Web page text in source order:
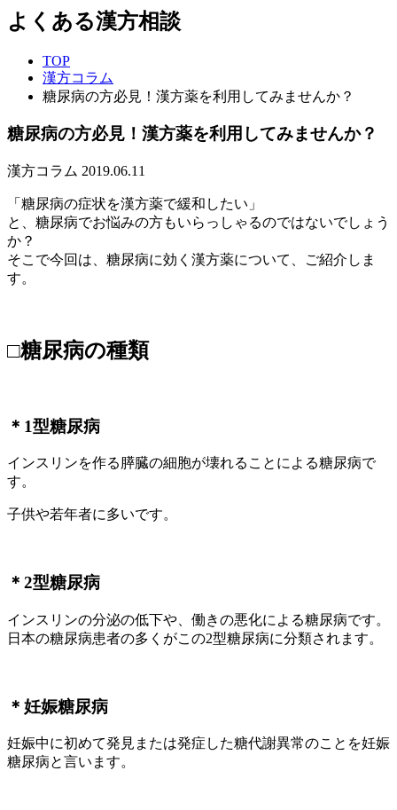
よくある漢方相談
TOP
漢方コラム
糖尿病の方必見！漢方薬を利用してみませんか？
糖尿病の方必見！漢方薬を利用してみませんか？
漢方コラム 2019.06.11
「糖尿病の症状を漢方薬で緩和したい」
と、糖尿病でお悩みの方もいらっしゃるのではないでしょう
か？
そこで今回は、糖尿病に効く漢方薬について、ご紹介しま
す。
□糖尿病の種類
＊1型糖尿病
インスリンを作る膵臓の細胞が壊れることによる糖尿病で
す。
子供や若年者に多いです。
＊2型糖尿病
インスリンの分泌の低下や、働きの悪化による糖尿病です。
日本の糖尿病患者の多くがこの2型糖尿病に分類されます。
＊妊娠糖尿病
妊娠中に初めて発見または発症した糖代謝異常のことを妊娠
糖尿病と言います。